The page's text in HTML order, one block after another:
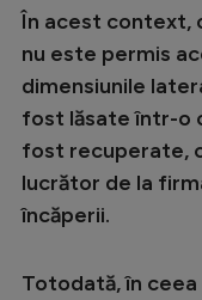
JO
Intră
În acest context,
nu este permis
dimensiunile
fost lăsate într-o
fost recuperate,
lucrător de la
încăperii.
Totodată, în